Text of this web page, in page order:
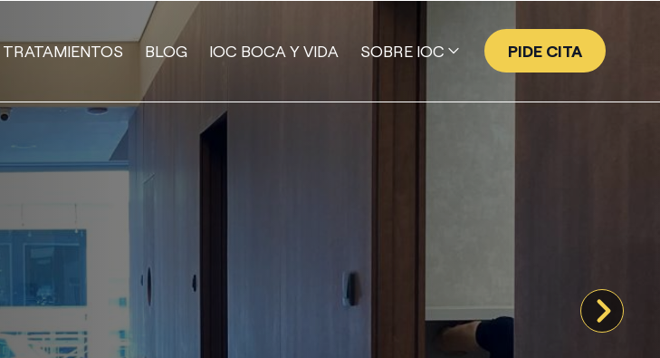
TRATAMIENTOS BLOG IOC BOCA Y VIDA SOBRE IOC
IOC | ACADEMY
PIDE CITA